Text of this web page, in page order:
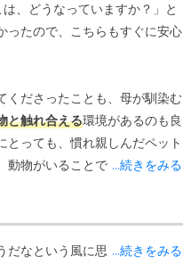
、どうなっていますか？」と
ったので、こちらもすぐに安心
くださったことも、母が馴染む
と触れ合える環境があるのも良
とっても、慣れ親しんだペット
動物がいることで、施設の雰囲
す。
...続きをみる
だなという風に思っています。
...続きをみる